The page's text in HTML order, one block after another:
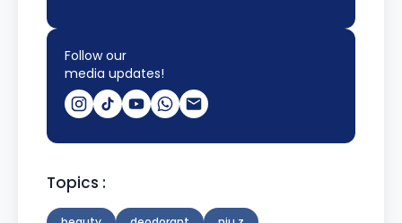
Follow our
media updates!
Topics :